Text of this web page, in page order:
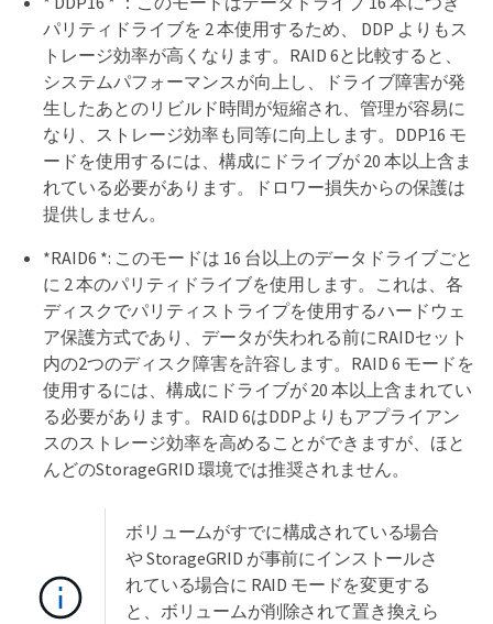
パリティドライブを 2 本使用するため、 DDP よりもス
トレージ効率が高くなります。RAID 6と比較すると、
システムパフォーマンスが向上し、ドライブ障害が発
生したあとのリビルド時間が短縮され、管理が容易に
なり、ストレージ効率も同等に向上します。DDP16 モ
ードを使用するには、構成にドライブが 20 本以上含ま
れている必要があります。ドロワー損失からの保護は
提供しません。
*RAID6 *: このモードは 16 台以上のデータドライブごと
に 2 本のパリティドライブを使用します。これは、各
ディスクでパリティストライプを使用するハードウェ
ア保護方式であり、データが失われる前にRAIDセット
内の2つのディスク障害を許容します。RAID 6 モードを
使用するには、構成にドライブが 20 本以上含まれてい
る必要があります。RAID 6はDDPよりもアプライアン
スのストレージ効率を高めることができますが、ほと
んどのStorageGRID 環境では推奨されません。
ボリュームがすでに構成されている場合
や StorageGRID が事前にインストールさ
れている場合に RAID モードを変更する
と、ボリュームが削除されて置き換えら